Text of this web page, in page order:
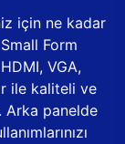
için ne kadar
Form
VGA,
ile kaliteli ve
Arka panelde